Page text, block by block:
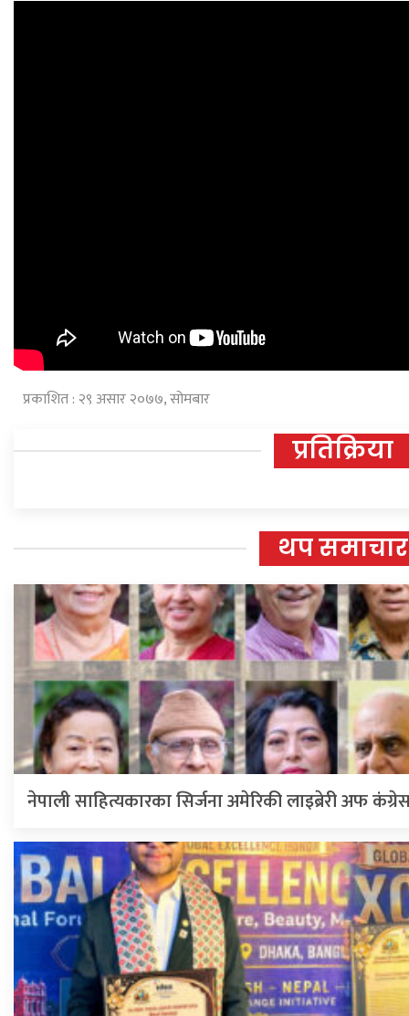
प्रकाशित : २९ असार २०७७, सोमबार
प्रतिक्रिया
थप समाचार
नेपाली साहित्यकारका सिर्जना अमेरिकी लाइब्रेरी अफ